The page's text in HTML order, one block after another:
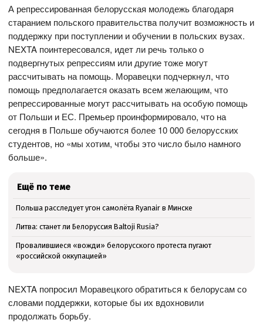
А репрессированная белорусская молодежь благодаря
старанием польского правительства получит возможность и
поддержку при поступлении и обучении в польских вузах.
NEXTA поинтересовался, идет ли речь только о
подвергнутых репрессиям или другие тоже могут
рассчитывать на помощь. Моравецки подчеркнул, что
помощь предполагается оказать всем желающим, что
репрессированные могут рассчитывать на особую помощь
от Польши и ЕС. Премьер проинформировало, что на
сегодня в Польше обучаются более 10 000 белорусских
студентов, но «мы хотим, чтобы это число было намного
больше».
Ещё по теме
Польша расследует угон самолёта Ryanair в Минске
Литва: станет ли Белоруссия Baltoji Rusia?
Провалившиеся «вожди» белорусского протеста пугают
«российской оккупацией»
NEXTA попросил Моравецкого обратиться к белорусам со
словами поддержки, которые бы их вдохновили
продолжать борьбу.